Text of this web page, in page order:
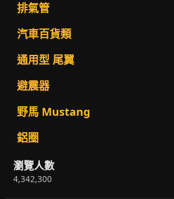
排氣管
汽車百貨類
通用型 尾翼
避震器
野馬 Mustang
鋁圈
瀏覽人數
4,342,300